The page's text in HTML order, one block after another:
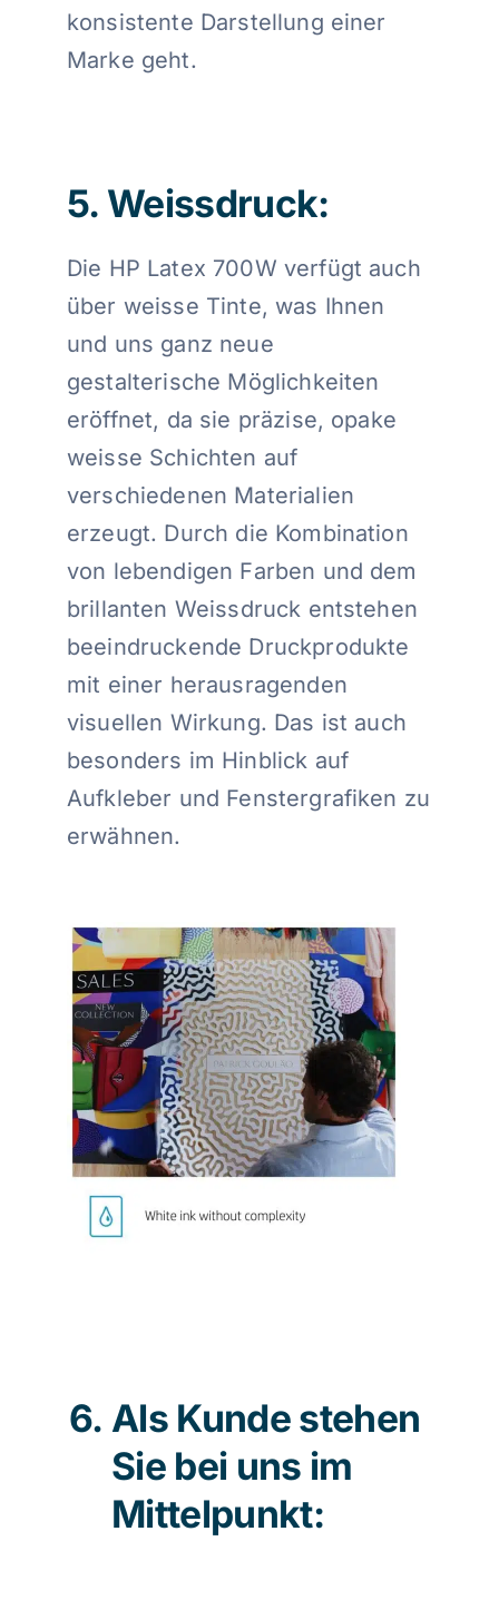
konsistente Darstellung einer
Marke geht.
5. Weissdruck:
Die HP Latex 700W verfügt auch
über weisse Tinte, was Ihnen
und uns ganz neue
gestalterische Möglichkeiten
eröffnet, da sie präzise, opake
weisse Schichten auf
verschiedenen Materialien
erzeugt. Durch die Kombination
von lebendigen Farben und dem
brillanten Weissdruck entstehen
beeindruckende Druckprodukte
mit einer herausragenden
visuellen Wirkung. Das ist auch
besonders im Hinblick auf
Aufkleber und Fenstergrafiken zu
erwähnen.
Als Kunde stehen
Sie bei uns im
Mittelpunkt: